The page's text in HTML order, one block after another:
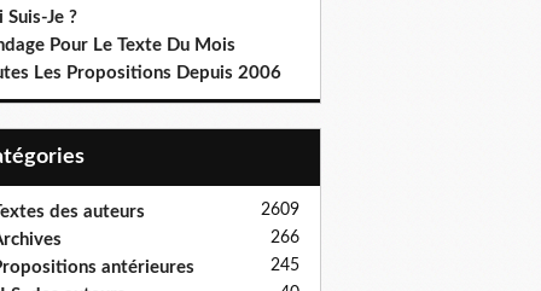
Suis-Je ?
Pour Le Texte Du Mois
Les Propositions Depuis 2006
des auteurs 2609
266
antérieures 245